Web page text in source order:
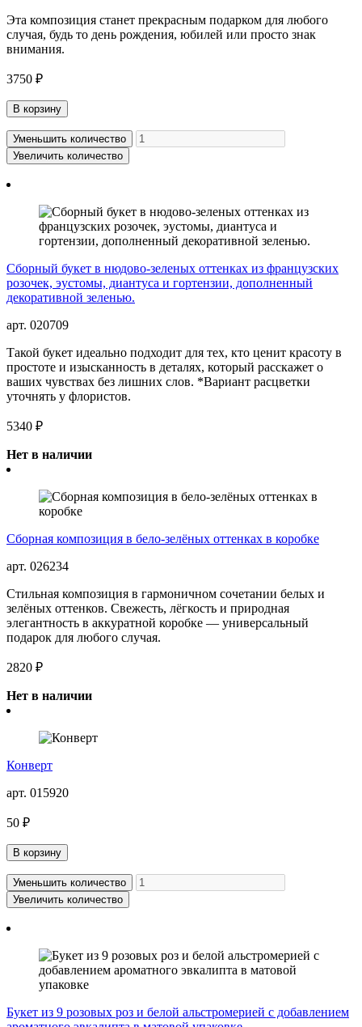
Эта композиция станет прекрасным подарком для любого
случая, будь то день рождения, юбилей или просто знак
внимания.
3750 ₽
В корзину
Уменьшить количество
Увеличить количество
Сборный букет в нюдово-зеленых оттенках из французских
розочек, эустомы, диантуса и гортензии, дополненный
декоративной зеленью.
арт. 020709
Такой букет идеально подходит для тех, кто ценит красоту в
простоте и изысканность в деталях, который расскажет о
ваших чувствах без лишних слов. *Вариант расцветки
уточнять у флористов.
5340 ₽
Нет в наличии
Сборная композиция в бело-зелёных оттенках в коробке
арт. 026234
Стильная композиция в гармоничном сочетании белых и
зелёных оттенков. Свежесть, лёгкость и природная
элегантность в аккуратной коробке — универсальный
подарок для любого случая.
2820 ₽
Нет в наличии
Конверт
арт. 015920
50 ₽
В корзину
Уменьшить количество
Увеличить количество
Букет из 9 розовых роз и белой альстромерией с добавлением